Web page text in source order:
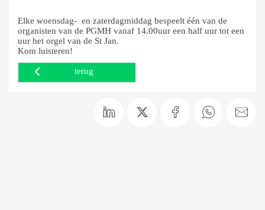
Elke woensdag- en zaterdagmiddag bespeelt één van de
organisten van de PGMH vanaf 14.00uur een half uur tot een
uur het orgel van de St Jan.
Kom luisteren!
terug